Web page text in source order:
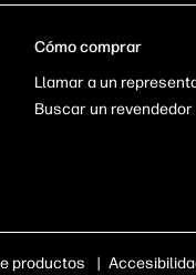
Cómo comprar
Llamar a un
Buscar un revendedor
productos |